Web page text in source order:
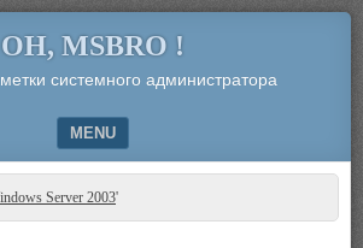
OH, MSBRO !
системного администратора
MENU
Server 2003'